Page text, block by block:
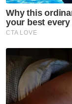
Berita Telus
hari!